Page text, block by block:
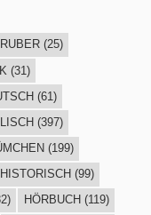
(25)
(31)
(61)
(397)
(199)
HISTORISCH (99)
HÖRBUCH (119)